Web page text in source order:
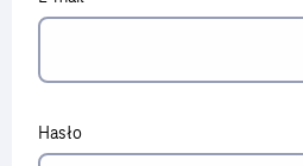
Hasło